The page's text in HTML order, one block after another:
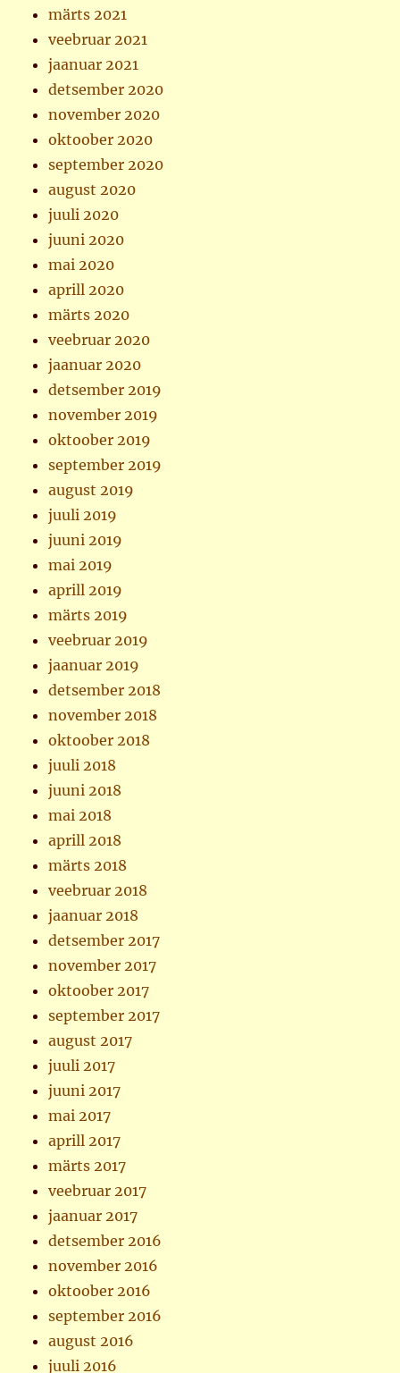
märts 2021
veebruar 2021
jaanuar 2021
detsember 2020
november 2020
oktoober 2020
september 2020
august 2020
juuli 2020
juuni 2020
mai 2020
aprill 2020
märts 2020
veebruar 2020
jaanuar 2020
detsember 2019
november 2019
oktoober 2019
september 2019
august 2019
juuli 2019
juuni 2019
mai 2019
aprill 2019
märts 2019
veebruar 2019
jaanuar 2019
detsember 2018
november 2018
oktoober 2018
juuli 2018
juuni 2018
mai 2018
aprill 2018
märts 2018
veebruar 2018
jaanuar 2018
detsember 2017
november 2017
oktoober 2017
september 2017
august 2017
juuli 2017
juuni 2017
mai 2017
aprill 2017
märts 2017
veebruar 2017
jaanuar 2017
detsember 2016
november 2016
oktoober 2016
september 2016
august 2016
juuli 2016